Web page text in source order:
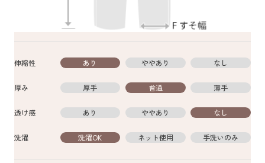
伸縮性 あり ややあり なし
厚み 厚手 普通 薄手
透け感 あり ややあり なし
洗濯 洗濯OK ネット使用 手洗いのみ